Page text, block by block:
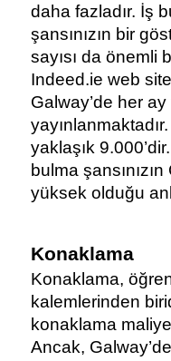
daha fazladır. İş
şansınızın bir
sayısı da önemli
Indeed.ie web
Galway’de her
yaklaşık
bulma
yüksek olduğu
Konaklama
Konaklama,
kalemlerinden
konaklama
Ancak,